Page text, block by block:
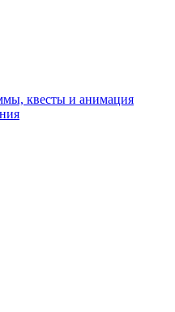
квесты и анимация